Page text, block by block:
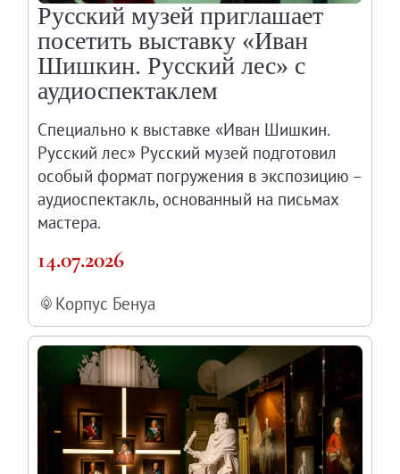
Русский музей приглашает
посетить выставку «Иван
Шишкин. Русский лес» с
аудиоспектаклем
Специально к выставке «Иван Шишкин.
Русский лес» Русский музей подготовил
особый формат погружения в экспозицию –
аудиоспектакль, основанный на письмах
мастера.
14.07.2026
Корпус Бенуа